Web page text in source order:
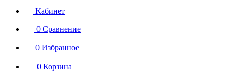
Кабинет
0 Сравнение
0 Избранное
0 Корзина